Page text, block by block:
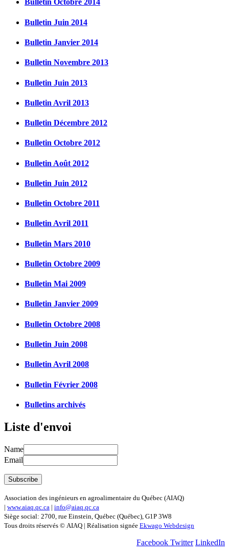
Bulletin Octobre 2014
Bulletin Juin 2014
Bulletin Janvier 2014
Bulletin Novembre 2013
Bulletin Juin 2013
Bulletin Avril 2013
Bulletin Décembre 2012
Bulletin Octobre 2012
Bulletin Août 2012
Bulletin Juin 2012
Bulletin Octobre 2011
Bulletin Avril 2011
Bulletin Mars 2010
Bulletin Octobre 2009
Bulletin Mai 2009
Bulletin Janvier 2009
Bulletin Octobre 2008
Bulletin Juin 2008
Bulletin Avril 2008
Bulletin Février 2008
Bulletins archivés
Liste d'envoi
Name
Email
Association des ingénieurs en agroalimentaire du Québec (AIAQ)
| www.aiaq.qc.ca | info@aiaq.qc.ca
Siège social: 2700, rue Einstein, Québec (Québec), G1P 3W8
Tous droits réservés © AIAQ | Réalisation signée Ekwago Webdesign
Facebook Twitter LinkedIn